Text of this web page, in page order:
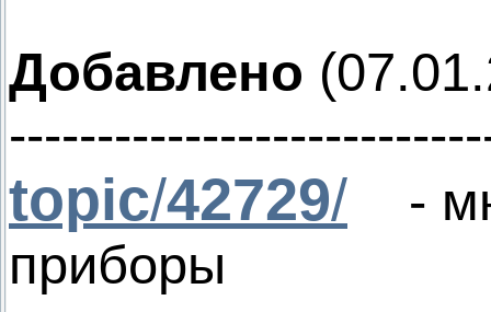
Добавлено
topic/42729/ -
приборы